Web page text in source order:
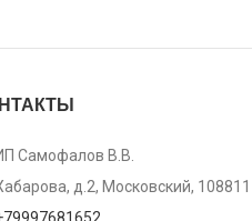
Самофалов В.В.
д.2, Московский, 108811